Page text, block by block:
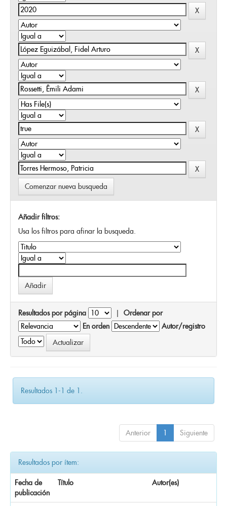
Comenzar nueva busqueda
Añadir filtros:
Usa los filtros para afinar la busqueda.
Resultados por página | Ordenar por
En orden
Autor/registro
Resultados 1-1 de 1.
Anterior 1 Siguiente
Resultados por ítem:
Fecha de
publicación
Título Autor(es)